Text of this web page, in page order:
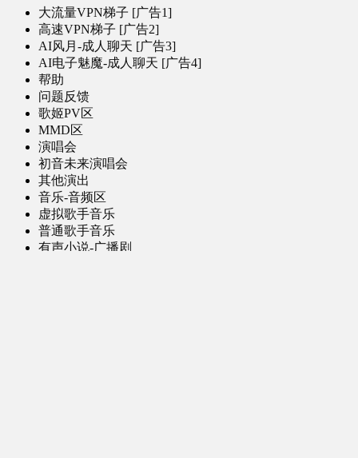
大流量VPN梯子 [广告1]
高速VPN梯子 [广告2]
AI风月-成人聊天 [广告3]
AI电子魅魔-成人聊天 [广告4]
帮助
问题反馈
歌姬PV区
MMD区
演唱会
初音未来演唱会
其他演出
音乐-音频区
虚拟歌手音乐
普通歌手音乐
有声小说-广播剧